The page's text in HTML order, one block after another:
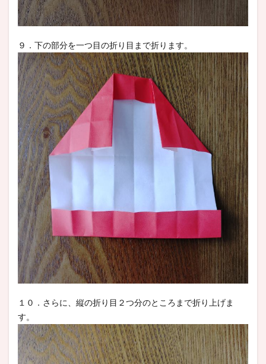
９．下の部分を一つ目の折り目まで折ります。
１０．さらに、縦の折り目２つ分のところまで折り上げま
す。